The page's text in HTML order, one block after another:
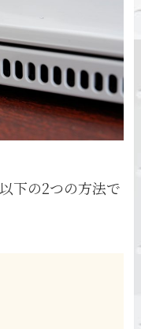
下の2つの方法で